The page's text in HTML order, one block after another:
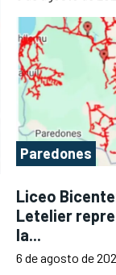
Paredones
Liceo
Letelier
la...
6 de agosto de